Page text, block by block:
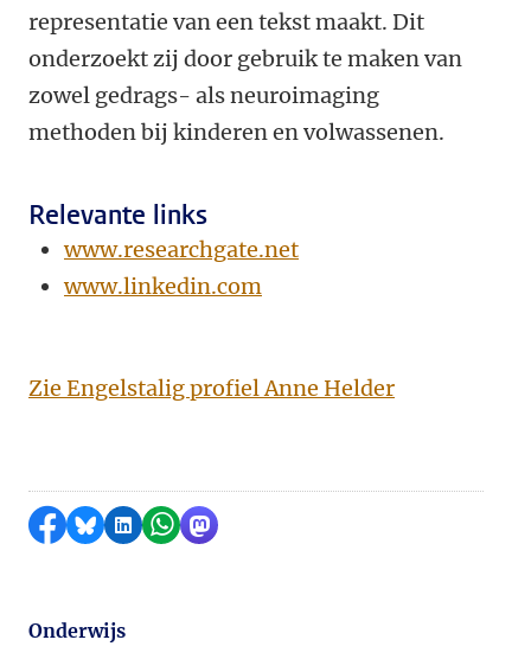
representatie van een tekst maakt. Dit
onderzoekt zij door gebruik te maken van
zowel gedrags- als neuroimaging
methoden bij kinderen en volwassenen.
Relevante links
www.researchgate.net
www.linkedin.com
Zie Engelstalig profiel Anne Helder
Delen op Facebook
Delen via Bluesky
Delen op LinkedIn
Delen via WhatsApp
Delen via Mastodon
Onderwijs